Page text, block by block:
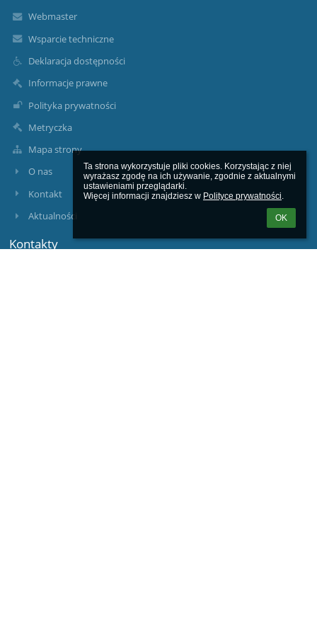
Ta strona wykorzystuje pliki cookies. Korzystając z niej
wyrażasz zgodę na ich używanie, zgodnie z aktualnymi
ustawieniami przeglądarki.
Więcej informacji znajdziesz w Polityce prywatności.
OK
Webmaster
Wsparcie techniczne
Deklaracja dostępności
Informacje prawne
Polityka prywatności
Metryczka
Mapa strony
O nas
Kontakt
Aktualności
Kontakty